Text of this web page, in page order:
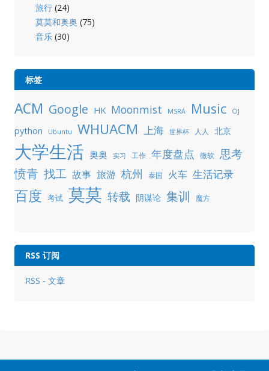
旅行 (24)
莫莫和奥奥 (75)
音乐 (30)
标签
ACM Google HK Moonmist MSRA Music OJ
python Ubuntu WHUACM 上海 世界杯 人人 北京
大学生活 奥奥 实习 工作 年度盘点 微软 思考
愤青 找工 故事 旅游 杭州 泰国 火车 生活记录
百度 考试 莫莫 转载 阴谋论 集训 魔方
RSS 订阅
RSS - 文章